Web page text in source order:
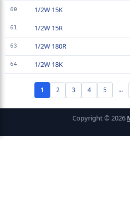
60 1/2W 15K
61 1/2W 15R
63 1/2W 180R
64 1/2W 18K
1 2 3 4 5 ...
Copyright © 2026